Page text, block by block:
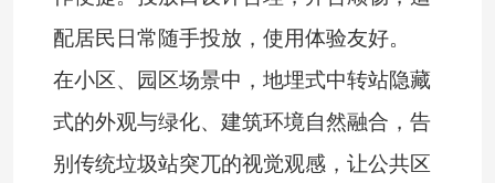
配居民日常随手投放，使用体验友好。
在小区、园区场景中，地埋式中转站隐藏
式的外观与绿化、建筑环境自然融合，告
别传统垃圾站突兀的视觉观感，让公共区